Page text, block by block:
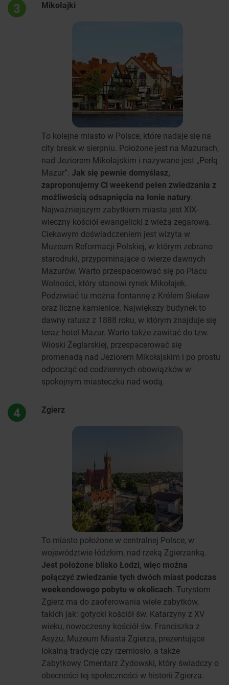
3 Mikołajki
To kolejne miasto w Polsce, które nadaje się na
city break w sierpniu. Położone jest na Mazurach,
nad Jeziorem Mikołajskim i nazywane jest „Perłą
Mazur”. Jak się pewnie domyślasz,
zaproponujemy Ci weekend pełen zwiedzania z
możliwością odsapnięcia na łonie natury.
Najważniejszym zabytkiem miasta jest XIX-
wieczny kościół ewangelicki z wieżą zegarową.
Ciekawym doświadczeniem jest wizyta w
Muzeum Reformacji Polskiej, w którym zebrano
starodruki, przypominające o wierze dawnych
Mazurów. Warto przespacerować się po Placu
Wolności, który stanowi rynek Mikołajek.
Podziwiać tu można fontannę z Królem Sielaw
oraz liczne kamienice. Największy budynek to
dawny ratusz z 1888 roku, w którym znajduje się
teraz hotel Mazur. Warto także zawitać do tzw.
Wioski Żeglarskiej, przespacerować się
promenadą nad Jeziorem Mikołajskim i po prostu
odpocząć od codziennych obowiązków w
spokojnym miasteczku nad wodą.
4 Zgierz
To miasto położone w centralnej Polsce, w
województwie łódzkim, nad rzeką Zgierzanką.
Jest położone blisko Łodzi, więc można
połączyć zwiedzanie tych dwóch miast podczas
weekendowego pobytu w okolicach. Turystom
Zgierz ma do zaoferowania wiele zabytków,
takich jak: gotycki kościół św. Katarzyny z XV
wieku, nowoczesny kościół św. Franciszka z
Asyżu, Muzeum Miasta Zgierza, prezentujące
lokalną tradycję czy rzemiosło, a także
Zabytkowy Cmentarz Żydowski, który świadczy o
obecności tej społeczności w historii Zgierza.